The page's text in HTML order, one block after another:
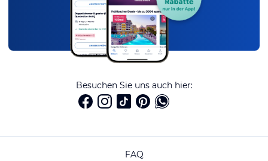
Besuchen Sie uns auch hier:
FAQ